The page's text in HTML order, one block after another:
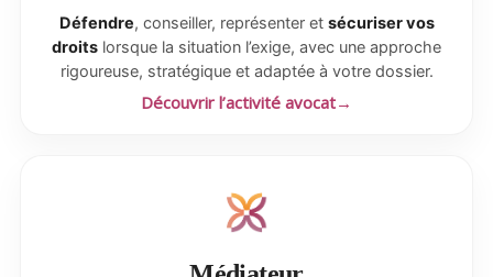
Défendre, conseiller, représenter et sécuriser vos
droits lorsque la situation l’exige, avec une approche
rigoureuse, stratégique et adaptée à votre dossier.
Découvrir l’activité avocat